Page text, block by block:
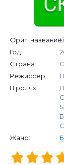
Ориг. название:
Год:
Страна:
Режиссер:
В ролях:
Жанр: